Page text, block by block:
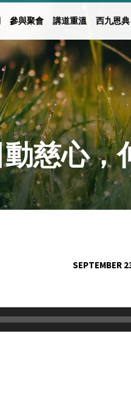
參與聚會 講道重溫 西九恩典
慈心，
SEPTEMBER